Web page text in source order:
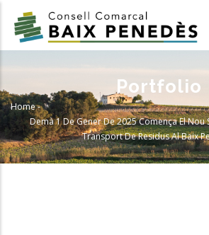
main
Portfolio
Breadcrumb
Home-
Demà 1 De Gener De 2025 Comença El Nou
Transport De Residus Al Baix